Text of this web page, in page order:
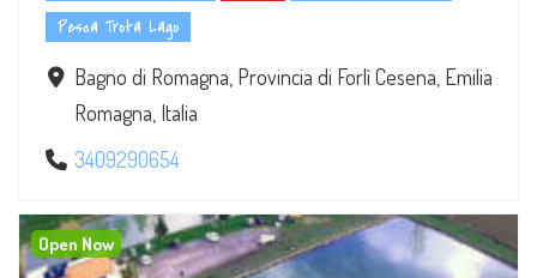
Pesca Trota Lago
Bagno di Romagna, Provincia di Forlì Cesena, Emilia
Romagna, Italia
3409290654
Open Now